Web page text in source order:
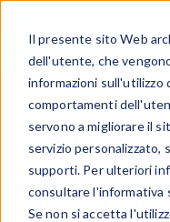
Il presente sito Web
dell'utente, che
informazioni sull'utilizzo
comportamenti
servono a migliorare il
servizio personalizzato,
supporti. Per ulteriori
consultare l'informativa
Se non si accetta
Learning
Course: